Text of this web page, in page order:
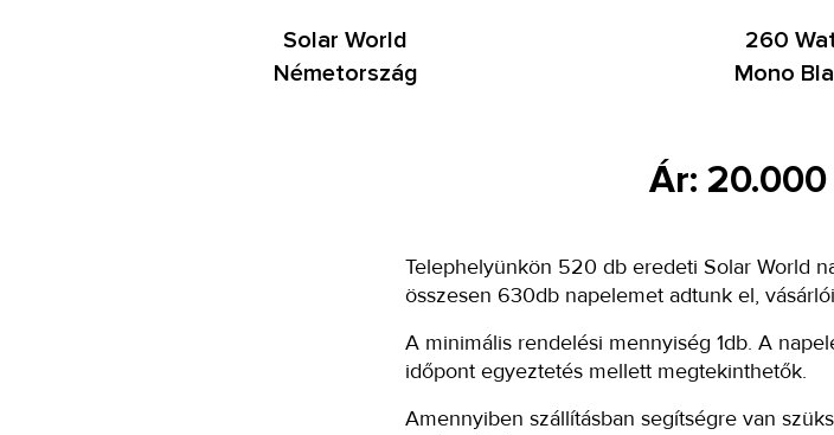
Solar World
Németország
260
Mono
Ár:
Telephelyünkön 520 db eredeti Solar World
összesen 630db napelemet adtunk el,
A minimális rendelési mennyiség 1db. A
időpont egyeztetés mellett megtekinthetők.
Amennyiben szállításban segítségre van